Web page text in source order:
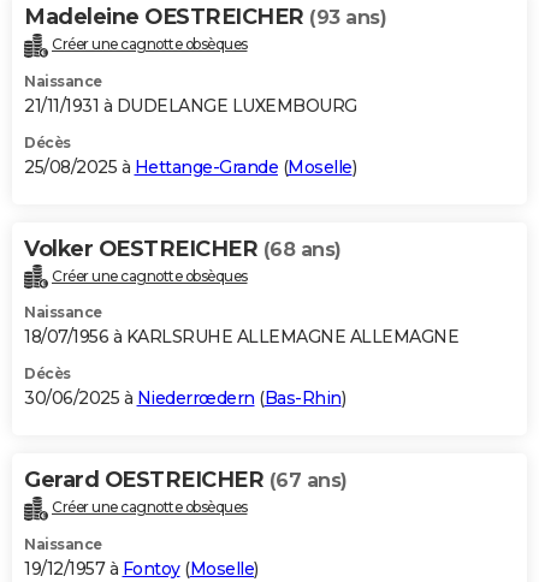
Madeleine OESTREICHER (93 ans)
Créer une cagnotte obsèques
Naissance
21/11/1931 à DUDELANGE LUXEMBOURG
Décès
25/08/2025 à Hettange-Grande (Moselle)
Volker OESTREICHER (68 ans)
Créer une cagnotte obsèques
Naissance
18/07/1956 à KARLSRUHE ALLEMAGNE ALLEMAGNE
Décès
30/06/2025 à Niederrœdern (Bas-Rhin)
Gerard OESTREICHER (67 ans)
Créer une cagnotte obsèques
Naissance
19/12/1957 à Fontoy(Moselle)